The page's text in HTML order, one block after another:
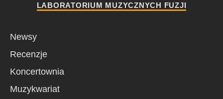
LABORATORIUM MUZYCZNYCH FUZJI
Newsy
Recenzje
Koncertownia
Muzykwariat